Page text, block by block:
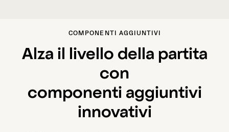
COMPONENTI AGGIUNTIVI
Alza il livello della partita
con
componenti aggiuntivi
innovativi